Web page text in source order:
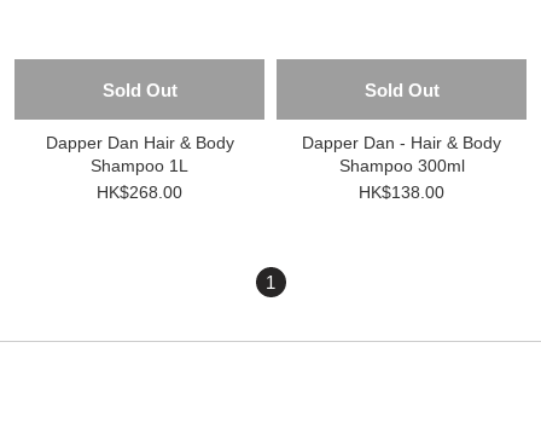
Sold Out
Dapper Dan Hair & Body
Shampoo 1L
HK$268.00
Sold Out
Dapper Dan - Hair & Body
Shampoo 300ml
HK$138.00
1